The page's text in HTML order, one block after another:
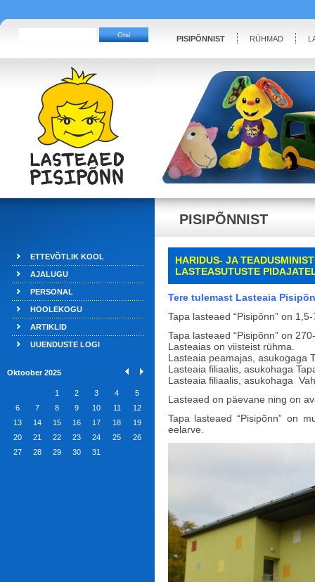
PISIPÕNNIST RÜHMAD
ETTEVÕTLIK KOOL
AJALUGU
PERSONAL
HOOLEKOGU
ARTIKLID
UUENDUSTE LOGI
Oktoober 2025
1 2 3 4
5
6
7 8 9 10 11
12
13
14 15 16 17 18
19
20
21 22 23 24 25
26
27
28 29 30 31
PISIPÕNNIST
HARIDUS- JA
LASTEASUTUSTE
Tere tulemast Lasteaia
Tapa lasteaed “Pisipõnn” on
Tapa lasteaed “Pisipõnn” on
Lasteaias on viisteist rühma.
Lasteaia peamajas, asukogaga
Lasteaia filiaalis, asukohaga
Lasteaia filiaalis, asukohaga
Lasteaed on päevane ning on
Tapa lasteaed “Pisipõnn” on
eelarve.